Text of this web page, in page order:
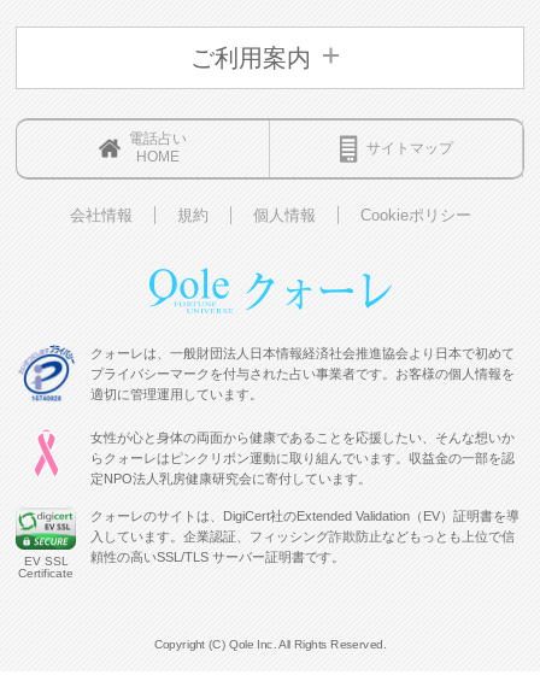
ご利用案内
電話占い
HOME
サイトマップ
会社情報 規約 個人情報 Cookieポリシー
クォーレは、一般財団法人日本情報経済社会推進協会より日本で初めて
プライバシーマークを付与された占い事業者です。お客様の個人情報を
適切に管理運用しています。
女性が心と身体の両面から健康であることを応援したい、そんな想いか
らクォーレはピンクリボン運動に取り組んでいます。収益金の一部を認
定NPO法人乳房健康研究会に寄付しています。
EV SSL
Certificate
クォーレのサイトは、DigiCert社のExtended Validation（EV）証明書を導
入しています。企業認証、フィッシング詐欺防止などもっとも上位で信
頼性の高いSSL/TLS サーバー証明書です。
Copyright (C) Qole Inc. All Rights Reserved.